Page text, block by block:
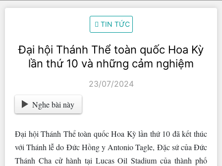
TIN TỨC
Đại hội Thánh Thể toàn quốc Hoa Kỳ
lần thứ 10 và những cảm nghiệm
23/07/2024
Nghe bài này
Đại hội Thánh Thể toàn quốc Hoa Kỳ lần thứ 10 đã kết thúc
với Thánh lễ do Đức Hồng y Antonio Tagle, Đặc sứ của Đức
Thánh Cha cử hành tại Lucas Oil Stadium của thành phố